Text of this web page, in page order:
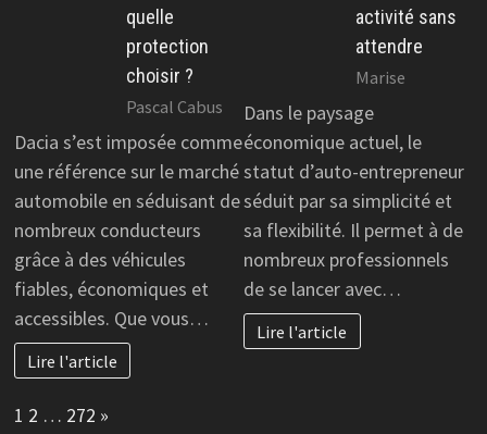
quelle
protection
choisir ?
Pascal Cabus
Dacia s’est imposée comme
une référence sur le marché
automobile en séduisant de
nombreux conducteurs
grâce à des véhicules
fiables, économiques et
accessibles. Que vous…
Lire l'article
activité sans
attendre
Marise
Dans le paysage
économique actuel, le
statut d’auto-entrepreneur
séduit par sa simplicité et
sa flexibilité. Il permet à de
nombreux professionnels
de se lancer avec…
Lire l'article
Page:
1 2 … 272 Next
»